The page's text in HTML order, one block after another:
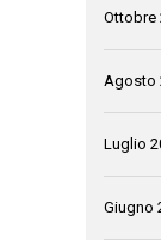
Ottobre
Agosto
Luglio
Giugno